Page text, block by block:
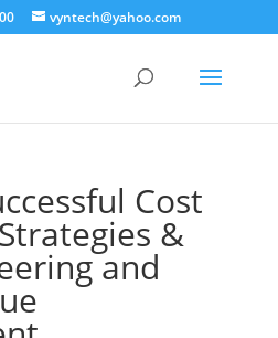
vyntech@yahoo.com
Cost
&
and